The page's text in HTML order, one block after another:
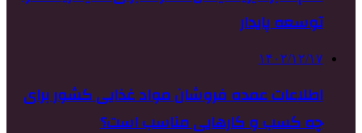
توسعه پایدار
۱۴۰۲/۱۲/۱۷
اطلاعات عمده فروشان مواد غذایی کشور برای
چه کسب و کارهایی مناسب است؟